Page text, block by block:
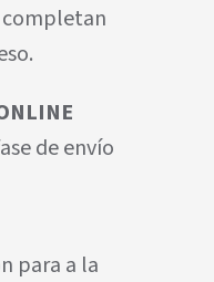
completan
de envío
para a la